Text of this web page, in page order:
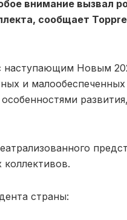
внимание вызвал
сообщает
наступающим Новым
и
страны: